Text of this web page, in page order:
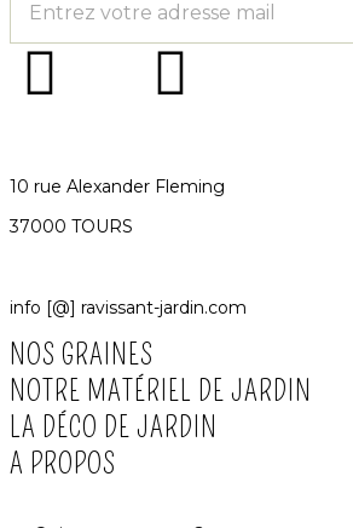
10 rue Alexander Fleming
37000 TOURS
info [@] ravissant-jardin.com
NOS GRAINES
NOTRE MATÉRIEL DE JARDIN
LA DÉCO DE JARDIN
A PROPOS